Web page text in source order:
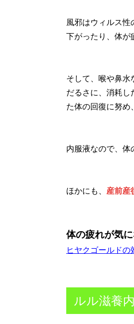
風邪はウィルス
下がったり、体が
そして、喉や鼻水
だるさに、消耗し
た体の回復に努め
内服液なので、体
ほかにも、 産前産
体の疲れが気
ヒヤクゴールドの
ルル滋養